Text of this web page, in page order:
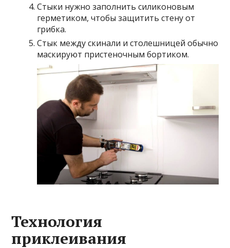
Стыки нужно заполнить силиконовым
герметиком, чтобы защитить стену от
грибка.
Стык между скинали и столешницей обычно
маскируют пристеночным бортиком.
Технология
приклеивания